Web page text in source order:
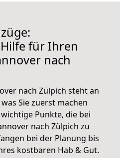
für Ihren
nach
nach Zülpich steht an
Sie zuerst machen
Punkte, die bei
nach Zülpich zu
bei der Planung bis
kostbaren Hab & Gut.